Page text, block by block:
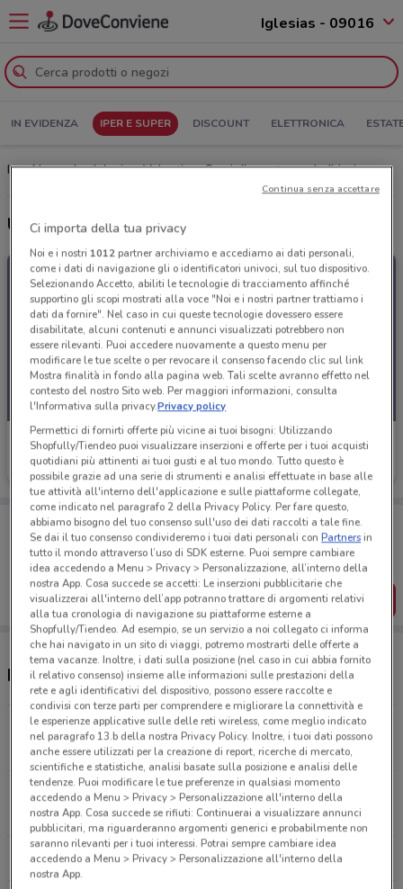
Iglesias - 09016
IN EVIDENZA IPER E SUPER DISCOUNT ELETTRONICA
Iper Nonna Isa Iglesias: Volantino, Orari di apertura e Indirizzi
Ultime offerte del volantino Iper Nonna Isa
Iper Nonna Isa
Scade mercoledì
Porta DoveConviene sempre con te!
Puoi trovare le migliori offerte dei negozi vicino a te,
salvarle e creare la tua lista del risparmio, comodamente
dal tuo cellulare.
SCARICA L’APP
Negozi Iper Nonna Isa a Iglesias
Via Villa di Chiesa Iglesias
2.7 km
via Villa di Chiesa Iglesias
2.9 km
APERTO
Tutti i negozi Iper Nonna Isa
Ci importa della tua privacy
Noi e i nostri 1012partner archiviamo e accediamo ai dati personali,
come i dati di navigazione gli o identificatori univoci, sul tuo dispositivo.
Selezionando Accetto, abiliti le tecnologie di tracciamento affinché
supportino gli scopi mostrati alla voce "Noi e i nostri partner trattiamo i
dati da fornire". Nel caso in cui queste tecnologie dovessero essere
disabilitate, alcuni contenuti e annunci visualizzati potrebbero non
essere rilevanti. Puoi accedere nuovamente a questo menu per
modificare le tue scelte o per revocare il consenso facendo clic sul link
Mostra finalità in fondo alla pagina web. Tali scelte avranno effetto nel
contesto del nostro Sito web. Per maggiori informazioni, consulta
l'Informativa sulla privacy.Privacy policy
Permettici di fornirti offerte più vicine ai tuoi bisogni: Utilizzando
Shopfully/Tiendeo puoi visualizzare inserzioni e offerte per i tuoi acquisti
quotidiani più attinenti ai tuoi gusti e al tuo mondo. Tutto questo è
possibile grazie ad una serie di strumenti e analisi effettuate in base alle
tue attività all'interno dell'applicazione e sulle piattaforme collegate,
come indicato nel paragrafo 2 della Privacy Policy. Per fare questo,
abbiamo bisogno del tuo consenso sull'uso dei dati raccolti a tale fine.
Se dai il tuo consenso condivideremo i tuoi dati personali conPartnersin
tutto il mondo attraverso l’uso di SDK esterne. Puoi sempre cambiare
idea accedendo a Menu > Privacy > Personalizzazione, all’interno della
nostra App. Cosa succede se accetti: Le inserzioni pubblicitarie che
visualizzerai all'interno dell’app potranno trattare di argomenti relativi
alla tua cronologia di navigazione su piattaforme esterne a
Shopfully/Tiendeo. Ad esempio, se un servizio a noi collegato ci informa
che hai navigato in un sito di viaggi, potremo mostrarti delle offerte a
tema vacanze. Inoltre, i dati sulla posizione (nel caso in cui abbia fornito
il relativo consenso) insieme alle informazioni sulle prestazioni della
rete e agli identificativi del dispositivo, possono essere raccolte e
condivisi con terze parti per comprendere e migliorare la connettività e
le esperienze applicative sulle delle reti wireless, come meglio indicato
nel paragrafo 13.b della nostra Privacy Policy. Inoltre, i tuoi dati possono
anche essere utilizzati per la creazione di report, ricerche di mercato,
scientifiche e statistiche, analisi basate sulla posizione e analisi delle
tendenze. Puoi modificare le tue preferenze in qualsiasi momento
accedendo a Menu > Privacy > Personalizzazione all'interno della
nostra App. Cosa succede se rifiuti: Continuerai a visualizzare annunci
pubblicitari, ma riguarderanno argomenti generici e probabilmente non
saranno rilevanti per i tuoi interessi. Potrai sempre cambiare idea
accedendo a Menu > Privacy > Personalizzazione all'interno della
nostra App.
Continua senza accettare